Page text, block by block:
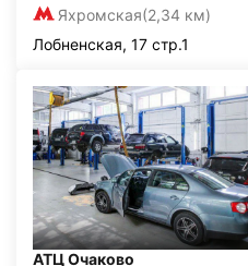
Яхромская(2,34 км)
Лобненская, 17 стр.1
АТЦ Очаково